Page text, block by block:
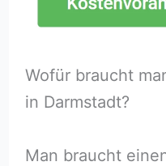
Wofür braucht
in Darmstadt?
Man braucht